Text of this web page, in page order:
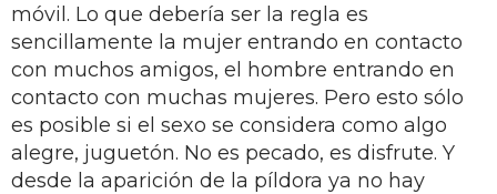
móvil. Lo que debería ser la regla es
sencillamente la mujer entrando en contacto
con muchos amigos, el hombre entrando en
contacto con muchas mujeres. Pero esto sólo
es posible si el sexo se considera como algo
alegre, juguetón. No es pecado, es disfrute. Y
desde la aparición de la píldora ya no hay